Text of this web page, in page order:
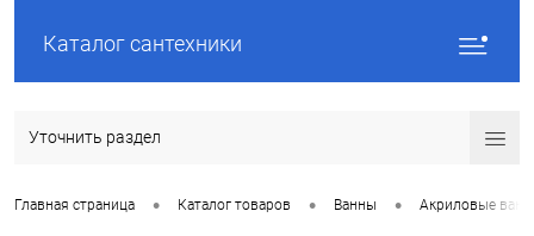
Каталог сантехники
Уточнить раздел
Главная страница • Каталог товаров • Ванны • Акриловые